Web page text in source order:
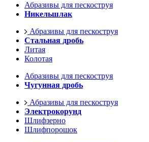
Абразивы для пескоструя
Никельшлак
Абразивы для пескоструя
Стальная дробь
Литая
Колотая
Абразивы для пескоструя
Чугунная дробь
Абразивы для пескоструя
Электрокорунд
Шлифзерно
Шлифпорошок